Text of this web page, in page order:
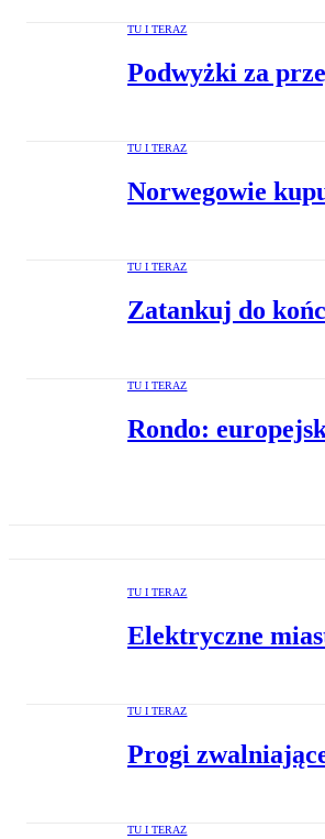
TU I TERAZ
Podwyżki za
TU I TERAZ
Norwegowie
TU I TERAZ
Zatankuj do
TU I TERAZ
Rondo:
TU I TERAZ
Elektryczne
TU I TERAZ
Progi
TU I TERAZ